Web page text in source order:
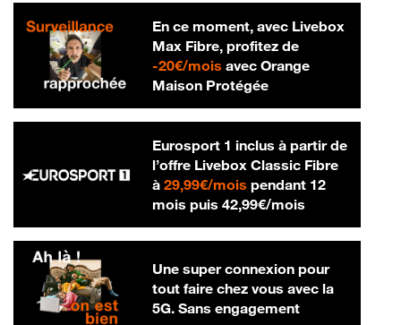
En ce moment, avec Livebox
Max Fibre, profitez de
-20€/mois20 € par mois
avec Orange
Maison Protégée
Eurosport 1 inclus à partir de
l’offre Livebox Classic Fibre
à 29,99€/mois29,99 € par mois
pendant 12
mois puis 42,99€/mois42,99 € par
Une super connexion pour
tout faire chez vous avec la
5G. Sans engagement